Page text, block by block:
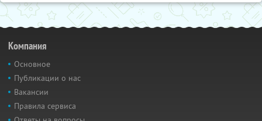
Компания
Основное
Публикации о нас
Вакансии
Правила сервиса